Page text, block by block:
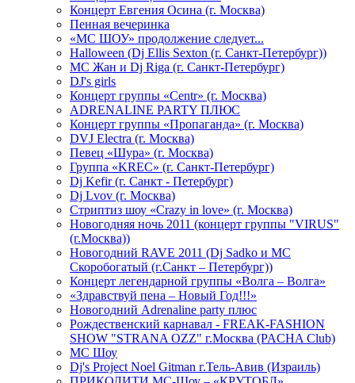
Концерт Евгения Осина (г. Москва)
Пенная вечеринка
«МС ШОУ» продолжение следует...
Halloween (Dj Ellis Sexton (г. Санкт-Петербург))
МС Жан и Dj Riga (г. Санкт-Петербург)
DJ's girls
Концерт группы «Centr» (г. Москва)
ADRENALINE PARTY ПЛЮС
Концерт группы «Пропаганда» (г. Москва)
DVJ Electra (г. Москва)
Певец «Шура» (г. Москва)
Группа «KREC» (г. Санкт-Петербург)
Dj Kefir (г. Санкт - Петербург)
Dj Lvov (г. Москва)
Стриптиз шоу «Crazy in love» (г. Москва)
Новогодняя ночь 2011 (концерт группы "VIRUS"
(г.Москва))
Новогодний RAVE 2011 (Dj Sadko и MC
Скоробогатый (г.Санкт – Петербург))
Концерт легендарной группы «Волга – Волга»
«Здравствуй пена – Новый Год!!!»
Новогодний Adrenaline party плюс
Рождественский карнавал - FREAK-FASHION
SHOW "STRANA OZZ" г.Москва (PACHA Club)
MC Шоу
Dj's Project Noel Gitman г.Тель-Авив (Израиль)